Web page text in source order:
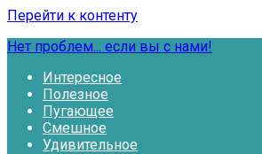
Перейти к контенту
Нет проблем... если вы с нами!
Интересное
Полезное
Пугающее
Смешное
Удивительное